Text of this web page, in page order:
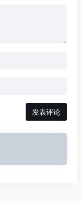
发表评论